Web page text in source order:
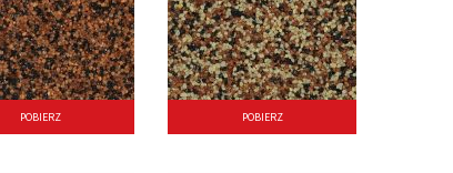
POBIERZ POBIERZ